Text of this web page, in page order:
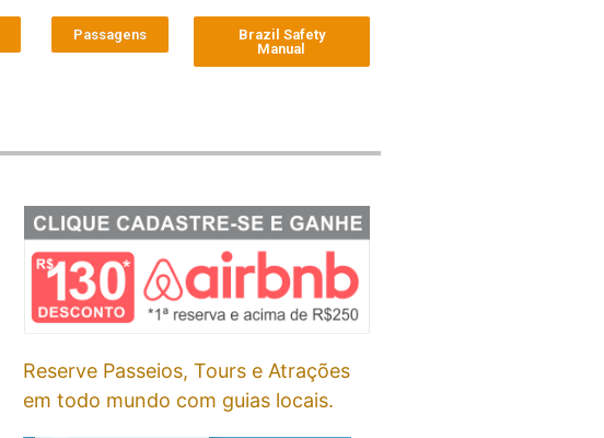
Passagens
Brazil Safety
Manual
Reserve Passeios, Tours e Atrações
em todo mundo com guias locais.